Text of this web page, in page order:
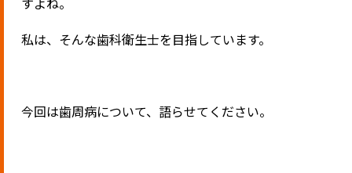
私は、そんな歯科衛生士を目指しています。
今回は歯周病について、語らせてください。